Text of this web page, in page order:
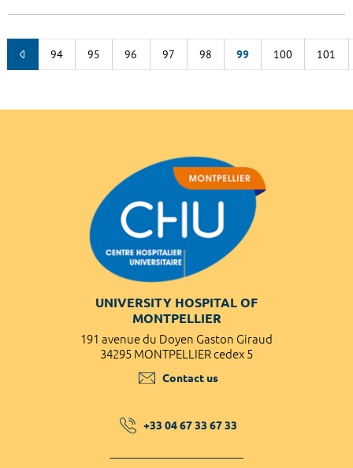
94 95 96 97 98 99 100 101
UNIVERSITY HOSPITAL OF
MONTPELLIER
191 avenue du Doyen Gaston Giraud
34295 MONTPELLIER cedex 5
Contact us
+33 04 67 33 67 33